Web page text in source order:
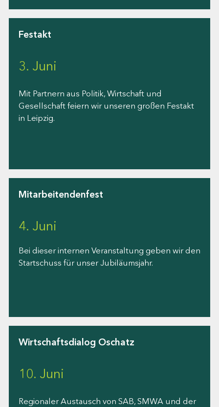
Festakt
3. Juni
Mit Partnern aus Politik, Wirtschaft und
Gesellschaft feiern wir unseren großen Festakt
in Leipzig.
Mitarbeitendenfest
4. Juni
Bei dieser internen Veranstaltung geben wir den
Startschuss für unser Jubiläumsjahr.
Wirtschaftsdialog Oschatz
10. Juni
Regionaler Austausch von SAB, SMWA und der